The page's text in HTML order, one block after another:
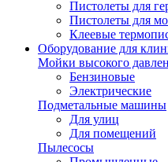
Пистолеты для
Пистолеты для
Клеевые
Оборудование для
Мойки высокого
Бензиновые
Электрические
Подметальные машины
Для улиц
Для помещений
Пылесосы